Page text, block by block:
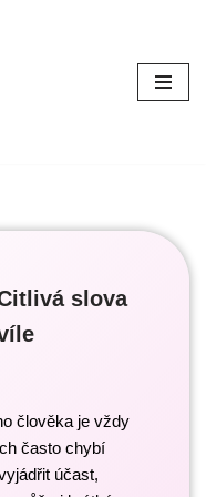
slova
člověka je vždy
často chybí
účast,